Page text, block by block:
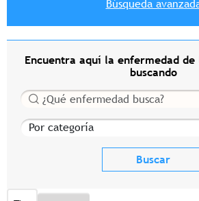
Búsqueda
Encuentra aquí la enfermedad
buscando
Buscar
Por categoría